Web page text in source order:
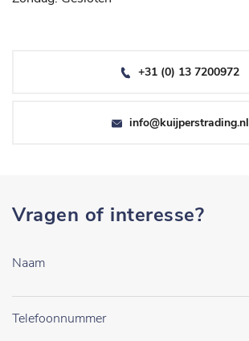
+31 (0) 13 7200972
info@kuijperstrading.nl
Vragen of interesse?